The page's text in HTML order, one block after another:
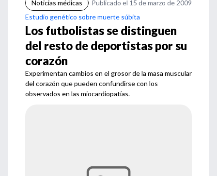
Noticias médicas
Publicado el 15 de marzo de 2009
Estudio genético sobre muerte súbita
Los futbolistas se distinguen
del resto de deportistas por su
corazón
Experimentan cambios en el grosor de la masa muscular
del corazón que pueden confundirse con los
observados en las miocardiopatías.